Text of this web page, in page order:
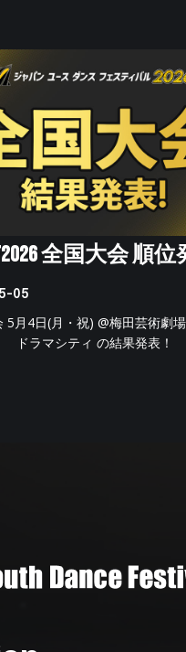
全国大会 順
05
5月4日(月・祝) @梅田芸術劇
ドラマシティ の結果発表！